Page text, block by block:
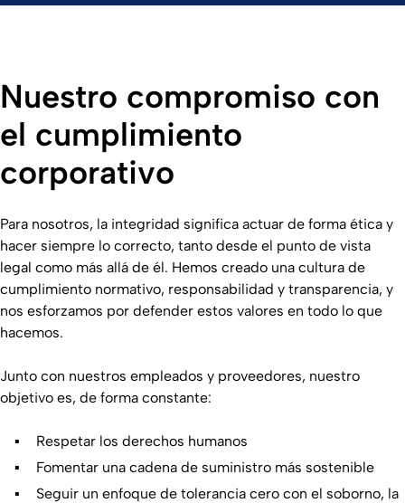
Nuestro compromiso con
el cumplimiento
corporativo
Para nosotros, la integridad significa actuar de forma ética y
hacer siempre lo correcto, tanto desde el punto de vista
legal como más allá de él. Hemos creado una cultura de
cumplimiento normativo, responsabilidad y transparencia, y
nos esforzamos por defender estos valores en todo lo que
hacemos.
Junto con nuestros empleados y proveedores, nuestro
objetivo es, de forma constante:
Respetar los derechos humanos
Fomentar una cadena de suministro más sostenible
Seguir un enfoque de tolerancia cero con el soborno, la